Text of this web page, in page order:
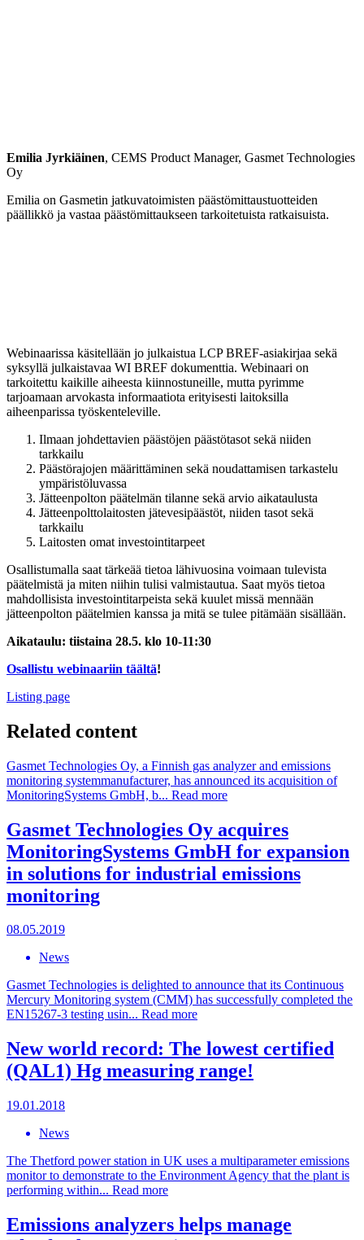
Emilia Jyrkiäinen, CEMS Product Manager, Gasmet Technologies
Oy
Emilia on Gasmetin jatkuvatoimisten päästömittaustuotteiden
päällikkö ja vastaa päästömittaukseen tarkoitetuista ratkaisuista.
Webinaarissa käsitellään jo julkaistua LCP BREF-asiakirjaa sekä
syksyllä julkaistavaa WI BREF dokumenttia. Webinaari on
tarkoitettu kaikille aiheesta kiinnostuneille, mutta pyrimme
tarjoamaan arvokasta informaatiota erityisesti laitoksilla
aiheenparissa työskenteleville.
Ilmaan johdettavien päästöjen päästötasot sekä niiden
tarkkailu
Päästörajojen määrittäminen sekä noudattamisen tarkastelu
ympäristöluvassa
Jätteenpolton päätelmän tilanne sekä arvio aikataulusta
Jätteenpolttolaitosten jätevesipäästöt, niiden tasot sekä
tarkkailu
Laitosten omat investointitarpeet
Osallistumalla saat tärkeää tietoa lähivuosina voimaan tulevista
päätelmistä ja miten niihin tulisi valmistautua. Saat myös tietoa
mahdollisista investointitarpeista sekä kuulet missä mennään
jätteenpolton päätelmien kanssa ja mitä se tulee pitämään sisällään.
Aikataulu: tiistaina 28.5. klo 10-11:30
Osallistu webinaariin täältä!
Listing page
Related content
Gasmet Technologies Oy, a Finnish gas analyzer and emissions
monitoring systemmanufacturer, has announced its acquisition of
MonitoringSystems GmbH, b... Read more
Gasmet Technologies Oy acquires
MonitoringSystems GmbH for expansion
in solutions for industrial emissions
monitoring
08.05.2019
News
Gasmet Technologies is delighted to announce that its Continuous
Mercury Monitoring system (CMM) has successfully completed the
EN15267-3 testing usin... Read more
New world record: The lowest certified
(QAL1) Hg measuring range!
19.01.2018
News
The Thetford power station in UK uses a multiparameter emissions
monitor to demonstrate to the Environment Agency that the plant is
performing within... Read more
Emissions analyzers helps manage